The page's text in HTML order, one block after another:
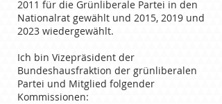
2011 für die Grünliberale Partei in den
Nationalrat gewählt und 2015, 2019 und
2023 wiedergewählt.
Ich bin Vizepräsident der
Bundeshausfraktion der grünliberalen
Partei und Mitglied folgender
Kommissionen: